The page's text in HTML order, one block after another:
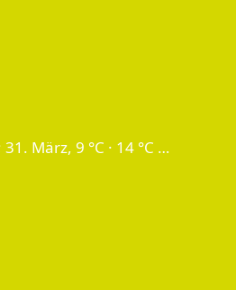
März, 9 °C · 14 °C …